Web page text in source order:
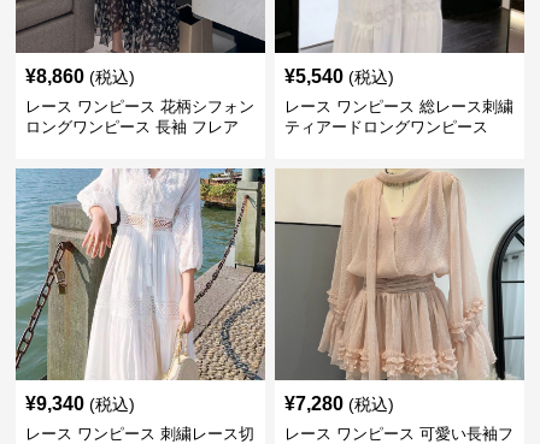
¥8,860 (税込)
レース ワンピース 花柄シフォン
ロングワンピース 長袖 フレア
¥5,540 (税込)
レース ワンピース 総レース刺繍
ティアードロングワンピース
¥9,340 (税込)
レース ワンピース 刺繍レース切
¥7,280 (税込)
レース ワンピース 可愛い長袖フ